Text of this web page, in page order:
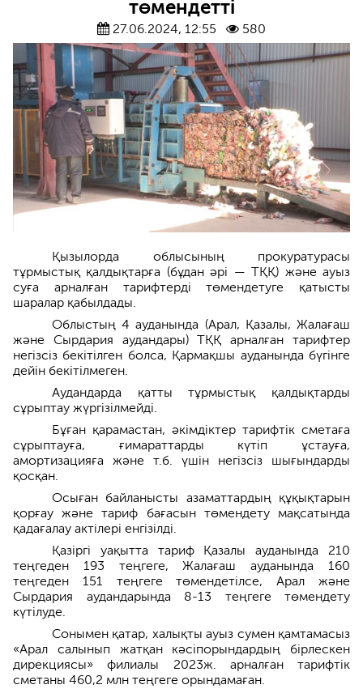
төмендетті
27.06.2024, 12:55 580
Қызылорда облысының прокуратурасы
тұрмыстық қалдықтарға (бұдан әрі — ТҚҚ) және ауыз
суға арналған тарифтерді төмендетуге қатысты
шаралар қабылдады.
Облыстың 4 ауданында (Арал, Қазалы, Жалағаш
және Сырдария аудандары) ТҚҚ арналған тарифтер
негізсіз бекітілген болса, Қармақшы ауданында бүгінге
дейін бекітілмеген.
Аудандарда қатты тұрмыстық қалдықтарды
сұрыптау жүргізілмейді.
Бұған қарамастан, әкімдіктер тарифтік сметаға
сұрыптауға, ғимараттарды күтіп ұстауға,
амортизацияға және т.б. үшін негізсіз шығындарды
қосқан.
Осыған байланысты азаматтардың құқықтарын
қорғау және тариф бағасын төмендету мақсатында
қадағалау актілері енгізілді.
Қазіргі уақытта тариф Қазалы ауданында 210
теңгеден 193 теңгеге, Жалағаш ауданында 160
теңгеден 151 теңгеге төмендетілсе, Арал және
Сырдария аудандарында 8-13 теңгеге төмендету
күтілуде.
Сонымен қатар, халықты ауыз сумен қамтамасыз
«Арал салынып жатқан кәсіпорындардың бірлескен
дирекциясы» филиалы 2023ж. арналған тарифтік
сметаны 460,2 млн теңгеге орындамаған.